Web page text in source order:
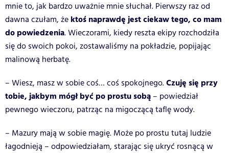
mnie to, jak bardzo uważnie mnie słuchał. Pierwszy raz od
dawna czułam, że ktoś naprawdę jest ciekaw tego, co mam
do powiedzenia. Wieczorami, kiedy reszta ekipy rozchodziła
się do swoich pokoi, zostawaliśmy na pokładzie, popijając
malinową herbatę.
– Wiesz, masz w sobie coś… coś spokojnego.Czuję się przy
tobie, jakbym mógł być po prostu sobą – powiedział
pewnego wieczoru, patrząc na migoczącą taflę wody.
– Mazury mają w sobie magię. Może po prostu tutaj ludzie
łagodnieją – odpowiedziałam, starając się ukryć rosnącą w